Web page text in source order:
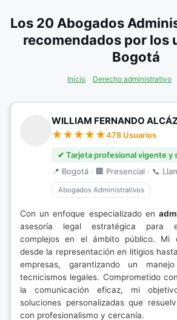
Los 20 Abogados
recomendados por los
Bogotá
Inicio Derecho administrativo
WILLIAM FERNANDO
478 Usuarios
✔ Tarjeta profesional vigente y
📍 Bogotá · 🏢 Presencial · 📞
Abogados Administrativos
Con un enfoque especializado en
asesoría legal estratégica para
complejos en el ámbito público. Mi
desde la representación en litigios
empresas, garantizando un
tecnicismos legales. Comprometido
la comunicación eficaz, mi
soluciones personalizadas que
con profesionalismo y cercanía.